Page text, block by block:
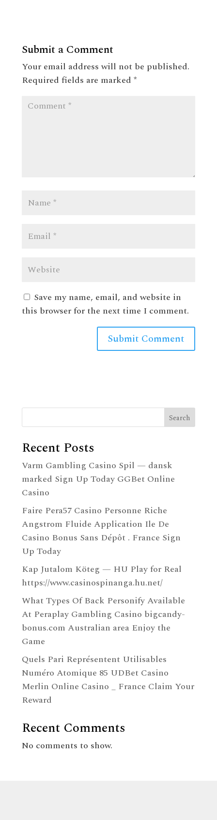
Submit a Comment
Your email address will not be published.
Required fields are marked *
Save my name, email, and website in
this browser for the next time I comment.
Search
Recent Posts
Varm Gambling Casino Spil — dansk
marked Sign Up Today GGBet Online
Casino
Faire Pera57 Casino Personne Riche
Angstrom Fluide Application Ile De
Casino Bonus Sans Dépôt . France Sign
Up Today
Kap Jutalom Köteg — HU Play for Real
https://www.casinospinanga.hu.net/
What Types Of Back Personify Available
At Peraplay Gambling Casino bigcandy-
bonus.com Australian area Enjoy the
Game
Quels Pari Représentent Utilisables
Numéro Atomique 85 UDBet Casino
Merlin Online Casino _ France Claim Your
Reward
Recent Comments
No comments to show.